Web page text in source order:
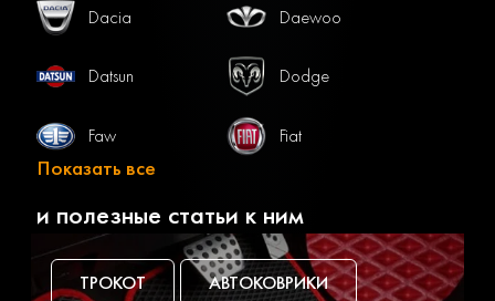
Dacia Daewoo
Datsun Dodge
Faw Fiat
Geely Genesis
Показать все
и полезные статьи к ним
ТРОКОТ АВТОКОВРИКИ